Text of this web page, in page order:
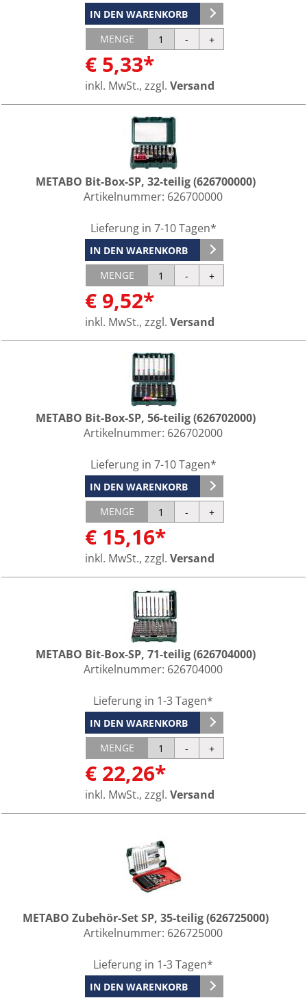
IN DEN WARENKORB
MENGE
€ 5,33*
inkl. MwSt., zzgl. Versand
METABO Bit-Box-SP, 32-teilig (626700000)
Artikelnummer: 626700000
Lieferung in 7-10 Tagen*
IN DEN WARENKORB
MENGE
€ 9,52*
inkl. MwSt., zzgl. Versand
METABO Bit-Box-SP, 56-teilig (626702000)
Artikelnummer: 626702000
Lieferung in 7-10 Tagen*
IN DEN WARENKORB
MENGE
€ 15,16*
inkl. MwSt., zzgl. Versand
METABO Bit-Box-SP, 71-teilig (626704000)
Artikelnummer: 626704000
Lieferung in 1-3 Tagen*
IN DEN WARENKORB
MENGE
€ 22,26*
inkl. MwSt., zzgl. Versand
METABO Zubehör-Set SP, 35-teilig (626725000)
Artikelnummer: 626725000
Lieferung in 1-3 Tagen*
IN DEN WARENKORB